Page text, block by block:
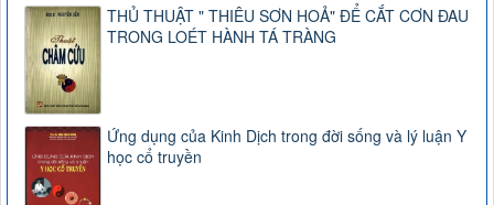
THỦ THUẬT " THIÊU SƠN HOẢ" ĐỂ CẮT CƠN ĐAU
TRONG LOÉT HÀNH TÁ TRÀNG
Ứng dụng của Kinh Dịch trong đời sống và lý luận Y
học cổ truyền